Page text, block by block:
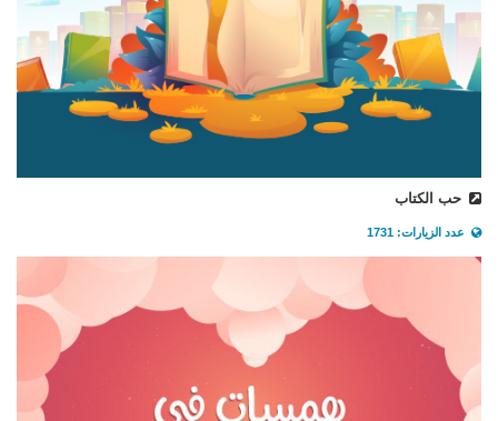
حب الكتاب
عدد الزيارات: 1731